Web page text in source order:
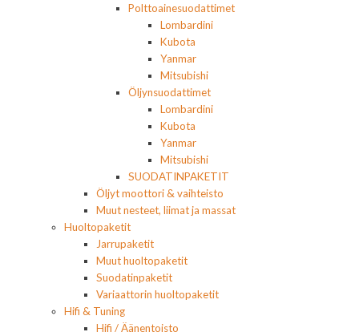
Polttoainesuodattimet
Lombardini
Kubota
Yanmar
Mitsubishi
Öljynsuodattimet
Lombardini
Kubota
Yanmar
Mitsubishi
SUODATINPAKETIT
Öljyt moottori & vaihteisto
Muut nesteet, liimat ja massat
Huoltopaketit
Jarrupaketit
Muut huoltopaketit
Suodatinpaketit
Variaattorin huoltopaketit
Hifi & Tuning
Hifi / Äänentoisto